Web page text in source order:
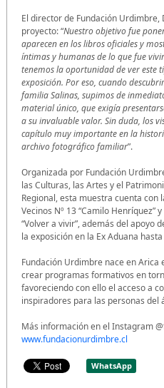
El director de Fundación Urdimbre,
proyecto: “Nuestro objetivo fue
aparecen en los libros oficiales y
íntimas y humanas de lo que fue
tenemos la oportunidad de ver este
exposición. Por eso, cuando
familia Salinas, supimos de
material único, que exigía
a su invaluable valor. Sin duda, los
capítulo muy importante en la
archivo fotográfico familiar”.
Organizada por Fundación
las Culturas, las Artes y el
Regional, esta muestra cuenta con
Vecinos Nº 13 “Camilo Henríquez”
“Volver a vivir”, además del apoyo
la exposición en la Ex Aduana
Fundación Urdimbre nace en Arica
crear programas formativos en
favoreciendo con ello el acceso a
inspiradores para las personas del
Más información en el Instagram
www.fundacionurdimbre.cl
WhatsApp